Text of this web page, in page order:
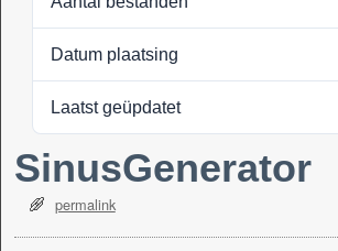
k
Datum plaatsing
Laatst geüpdatet
SinusGenerator
permalink